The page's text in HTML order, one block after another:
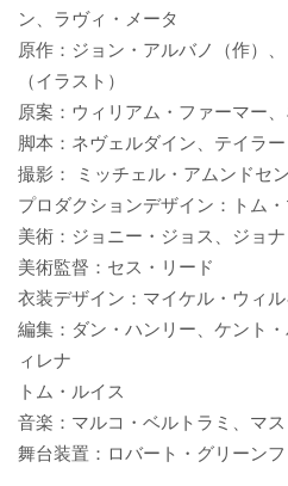
ン、ラヴィ・メータ
原作：ジョン・アルバノ（作）
（イラスト）
原案：ウィリアム・ファーマー
脚本：ネヴェルダイン、テイラー
撮影： ミッチェル・アムンドセン
プロダクションデザイン：トム
美術：ジョニー・ジョス、ジョ
美術監督：セス・リード
衣装デザイン：マイケル・ウィ
編集：ダン・ハンリー、ケント
ィレナ
トム・ルイス
音楽：マルコ・ベルトラミ、マ
舞台装置：ロバート・グリーン